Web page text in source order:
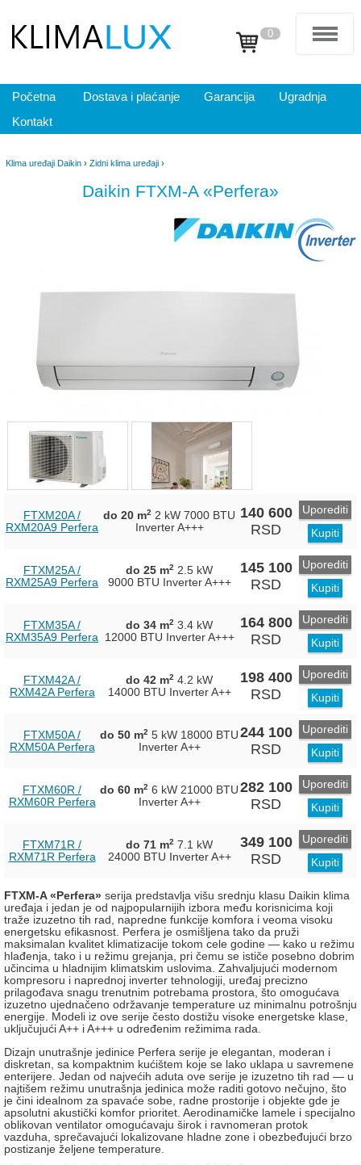
0
Početna Dostava i plaćanje Garancija
Ugradnja
Kontakt
Klima uređaji Daikin › Zidni klima uređaji ›
Daikin FTXM-A «Perfera»
FTXM20A /
RXM20A9 Perfera
do 20 m2 2 kW 7000 BTU
Inverter A+++
140 600
RSD
Uporediti
Kupiti
FTXM25A /
RXM25A9 Perfera
do 25 m2 2.5 kW
9000 BTU Inverter A+++
145 100
RSD
Uporediti
Kupiti
FTXM35A /
RXM35A9 Perfera
do 34 m2 3.4 kW
12000 BTU Inverter A+++
164 800
RSD
Uporediti
Kupiti
FTXM42A /
RXM42A Perfera
do 42 m2 4.2 kW
14000 BTU Inverter A++
198 400
RSD
Uporediti
Kupiti
FTXM50A /
RXM50A Perfera
do 50 m2 5 kW 18000 BTU
Inverter A++
244 100
RSD
Uporediti
Kupiti
FTXM60R /
RXM60R Perfera
do 60 m2 6 kW 21000 BTU
Inverter A++
282 100
RSD
Uporediti
Kupiti
FTXM71R /
RXM71R Perfera
do 71 m2 7.1 kW
24000 BTU Inverter A++
349 100
RSD
Uporediti
Kupiti
FTXM-A «Perfera» serija predstavlja višu srednju klasu Daikin klima
uređaja i jedan je od najpopularnijih izbora među korisnicima koji
traže izuzetno tih rad, napredne funkcije komfora i veoma visoku
energetsku efikasnost. Perfera je osmišljena tako da pruži
maksimalan kvalitet klimatizacije tokom cele godine — kako u režimu
hlađenja, tako i u režimu grejanja, pri čemu se ističe posebno dobrim
učincima u hladnijim klimatskim uslovima. Zahvaljujući modernom
kompresoru i naprednoj inverter tehnologiji, uređaj precizno
prilagođava snagu trenutnim potrebama prostora, što omogućava
izuzetno ujednačeno održavanje temperature uz minimalnu potrošnju
energije. Modeli iz ove serije često dostižu visoke energetske klase,
uključujući A++ i A+++ u određenim režimima rada.
Dizajn unutrašnje jedinice Perfera serije je elegantan, moderan i
diskretan, sa kompaktnim kućištem koje se lako uklapa u savremene
enterijere. Jedan od najvećih aduta ove serije je izuzetno tih rad — u
najtišem režimu unutrašnja jedinica može raditi gotovo nečujno, što
je čini idealnom za spavaće sobe, radne prostorije i objekte gde je
apsolutni akustički komfor prioritet. Aerodinamičke lamele i specijalno
oblikovan ventilator omogućavaju širok i ravnomeran protok
vazduha, sprečavajući lokalizovane hladne zone i obezbeđujući brzo
postizanje željene temperature.